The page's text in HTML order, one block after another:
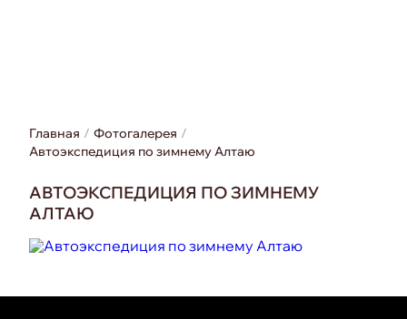
Главная
Фотогалерея
Автоэкспедиция по зимнему Алтаю
АВТОЭКСПЕДИЦИЯ ПО ЗИМНЕМУ
АЛТАЮ